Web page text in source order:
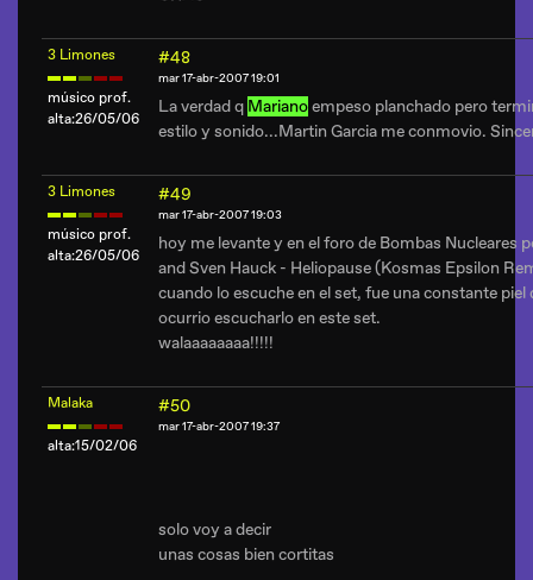
3 Limones
músico prof.
alta:26/05/06
#48
mar 17-abr-2007 19:01
La verdad q Marianoempeso planchado pero
estilo y sonido...Martin Garcia me conmovio.
3 Limones
músico prof.
alta:26/05/06
#49
mar 17-abr-2007 19:03
hoy me levante y en el foro de Bombas Nucleares
and Sven Hauck - Heliopause (Kosmas Epsilon
cuando lo escuche en el set, fue una constante piel
ocurrio escucharlo en este set.
walaaaaaaaa!!!!!
Malaka
alta:15/02/06
#50
mar 17-abr-2007 19:37
solo voy a decir
unas cosas bien cortitas